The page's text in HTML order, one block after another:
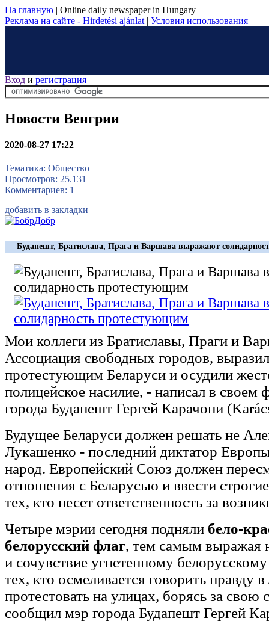
На главную | Online daily newspaper in Hungary
Реклама на сайте - Hirdetési ajánlat | Условия использования
Вход и регистрация
Новости Венгрии
2020-08-27 17:22
Тематика: Общество
Просмотров: 25.131
Комментариев: 1
добавить в закладки
Будапешт, Братислава, Прага и Варшава выражают
Мои коллеги из Братиславы, Праги и
Ассоциация свободных городов,
протестующим Беларуси и осудили
полицейское насилие, - написал в своем
города Будапешт Гергей Карачони
Будущее Беларуси должен решать не
Лукашенко - последний диктатор
народ. Европейский Союз должен
отношения с Беларусью и ввести
тех, кто несет ответственность за
Четыре мэрии сегодня подняли бело-
белорусский флаг, тем самым выражая
и сочувствие угнетенному
тех, кто осмеливается говорить правду
протестовать на улицах, борясь за свою
сообщил мэр города Будапешт Гергей